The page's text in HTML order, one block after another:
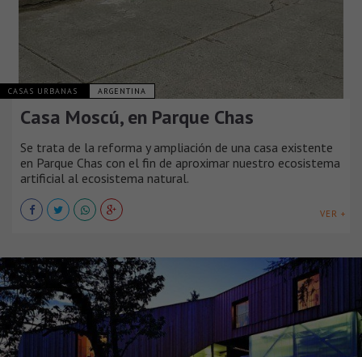
CASAS URBANAS ARGENTINA
Casa Moscú, en Parque Chas
Se trata de la reforma y ampliación de una casa existente
en Parque Chas con el fin de aproximar nuestro ecosistema
artificial al ecosistema natural.
VER +